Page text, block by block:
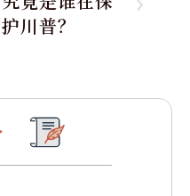
护川普？